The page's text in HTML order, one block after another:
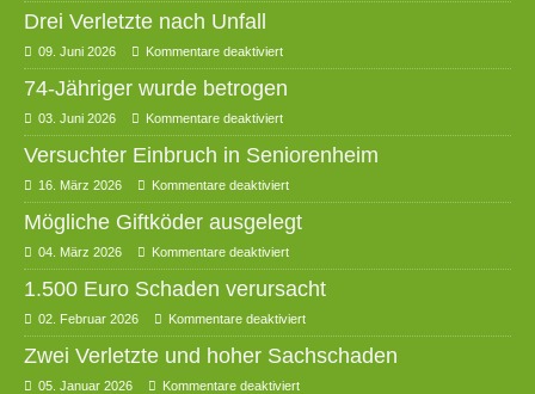
Drei Verletzte nach Unfall
09. Juni 2026 Kommentare deaktiviert
74-Jähriger wurde betrogen
03. Juni 2026 Kommentare deaktiviert
Versuchter Einbruch in Seniorenheim
16. März 2026 Kommentare deaktiviert
Mögliche Giftköder ausgelegt
04. März 2026 Kommentare deaktiviert
1.500 Euro Schaden verursacht
02. Februar 2026 Kommentare deaktiviert
Zwei Verletzte und hoher Sachschaden
05. Januar 2026 Kommentare deaktiviert